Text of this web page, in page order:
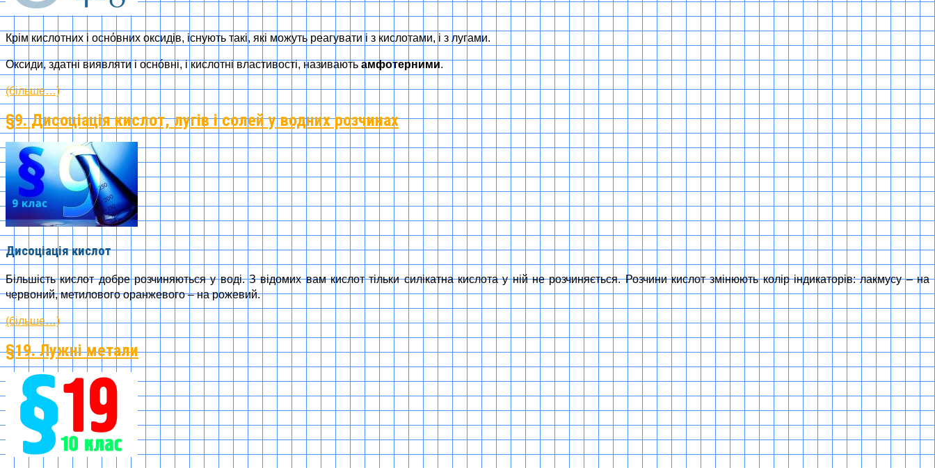
Крім кислотних і оснόвних оксидів, існують такі, які можуть реагувати і з кислотами, і з лугами.
Оксиди, здатні виявляти і оснóвні, і кислотні властивості, називаютьамфотерними.
(більше…)
§9. Дисоціація кислот, лугів і солей у водних розчинах
Дисоціація кислот
Більшість кислот добре розчиняються у воді. З відомих вам кислот тільки силікатна кислота у ній не розчиняється. Розчини кислот змінюють колір індикаторів: лакмусу – на
червоний, метилового оранжевого – на рожевий.
(більше…)
§19. Лужні метали